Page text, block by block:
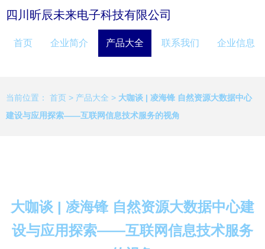
四川昕辰未来电子科技有限公司
首页 企业简介 产品大全 联系我们 企业信息
当前位置： 首页 > 产品大全 > 大咖谈 | 凌海锋 自然资源大数据中心
建设与应用探索——互联网信息技术服务的视角
大咖谈 | 凌海锋 自然资源大数据中心建
设与应用探索——互联网信息技术服务